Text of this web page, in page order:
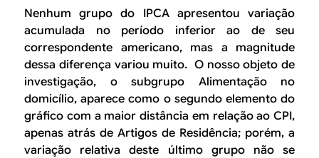
Nenhum grupo do IPCA apresentou variação
acumulada no período inferior ao de seu
correspondente americano, mas a magnitude
dessa diferença variou muito. O nosso objeto de
investigação, o subgrupo Alimentação no
domicílio, aparece como o segundo elemento do
gráfico com a maior distância em relação ao CPI,
apenas atrás de Artigos de Residência; porém, a
variação relativa deste último grupo não se